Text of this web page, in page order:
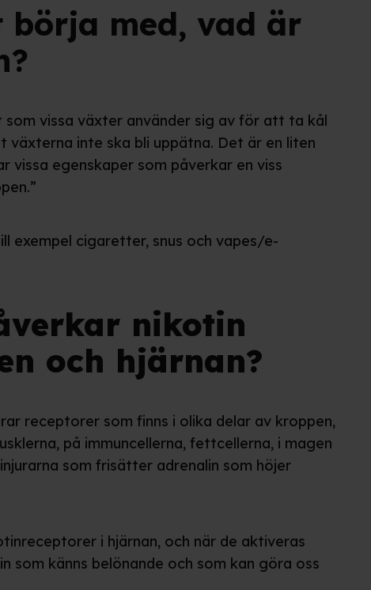
med, vad är
vissa växter använder sig av för att ta kål
växterna inte ska bli uppätna. Det är en liten
vissa egenskaper som påverkar en viss
exempel cigaretter, snus och vapes/e-
nikotin
och hjärnan?
receptorer som finns i olika delar av kroppen,
på immuncellerna, fettcellerna, i magen
som frisätter adrenalin som höjer
i hjärnan, och när de aktiveras
som känns belönande och som kan göra oss